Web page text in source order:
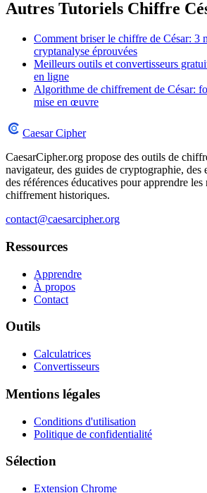
Autres Tutoriels Chiffre
Comment briser le chiffre de César: 3
cryptanalyse éprouvées
Meilleurs outils et convertisseurs
en ligne
Algorithme de chiffrement de César:
mise en œuvre
Caesar Cipher
CaesarCipher.org propose des outils de
navigateur, des guides de cryptographie, des
des références éducatives pour apprendre les
chiffrement historiques.
contact@caesarcipher.org
Ressources
Apprendre
À propos
Contact
Outils
Calculatrices
Convertisseurs
Mentions légales
Conditions d'utilisation
Politique de confidentialité
Sélection
Extension Chrome